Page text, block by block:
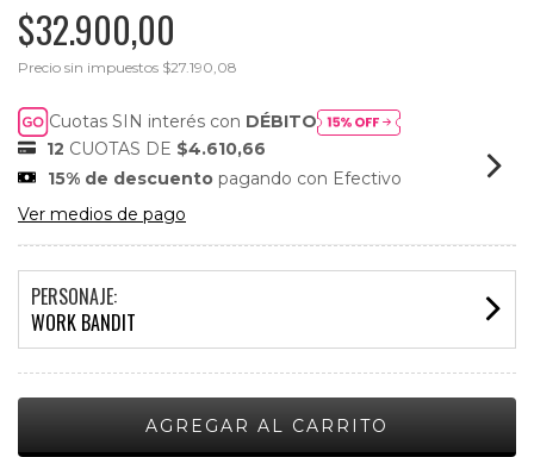
$32.900,00
Precio sin impuestos $27.190,08
Cuotas SIN interés con DÉBITO
12 CUOTAS DE $4.610,66
15% de descuento pagando con Efectivo
Ver medios de pago
PERSONAJE:
WORK BANDIT